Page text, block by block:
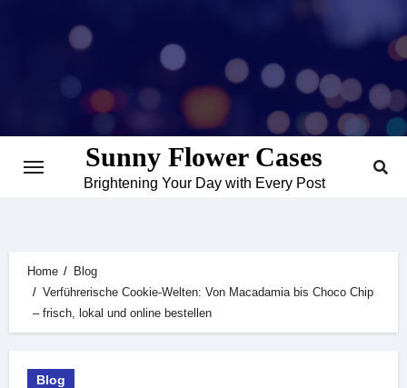
Sunny Flower Cases
Brightening Your Day with Every Post
Home
Blog
Verführerische Cookie-Welten: Von Macadamia bis Choco Chip
– frisch, lokal und online bestellen
Blog